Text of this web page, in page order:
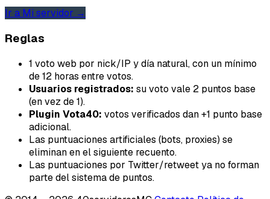
Ir a Mi servidor →
Reglas
1 voto web por nick/IP y día natural, con un mínimo
de 12 horas entre votos.
Usuarios registrados: su voto vale 2 puntos base
(en vez de 1).
Plugin Vota40: votos verificados dan +1 punto base
adicional.
Las puntuaciones artificiales (bots, proxies) se
eliminan en el siguiente recuento.
Las puntuaciones por Twitter/retweet ya no forman
parte del sistema de puntos.